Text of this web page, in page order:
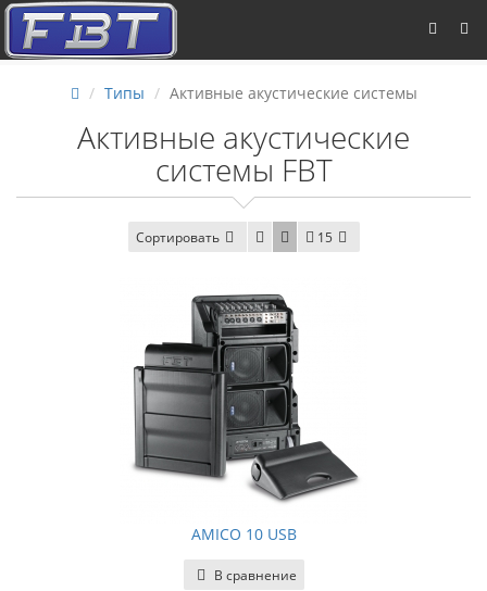
Типы Активные акустические системы
Активные акустические
системы FBT
Сортировать 15
AMICO 10 USB
В сравнение